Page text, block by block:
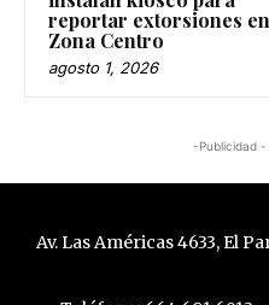
reportar extorsiones en
Zona Centro
agosto 1, 2026
-Publicidad -
Av. Las Américas 4633, El